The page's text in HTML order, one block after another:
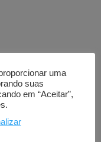
uma
suas
em “Aceitar”,